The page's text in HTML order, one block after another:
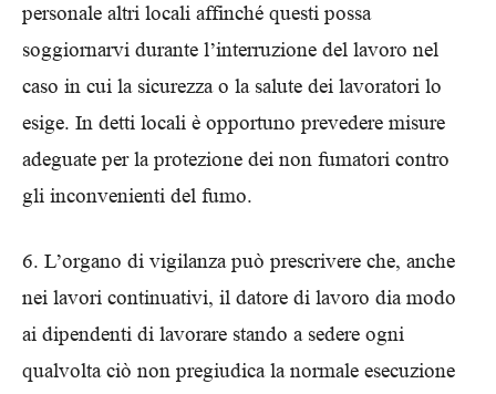
personale altri locali affinché questi possa
soggiornarvi durante l’interruzione del lavoro nel
caso in cui la sicurezza o la salute dei lavoratori lo
esige. In detti locali è opportuno prevedere misure
adeguate per la protezione dei non fumatori contro
gli inconvenienti del fumo.
6. L’organo di vigilanza può prescrivere che, anche
nei lavori continuativi, il datore di lavoro dia modo
ai dipendenti di lavorare stando a sedere ogni
qualvolta ciò non pregiudica la normale esecuzione